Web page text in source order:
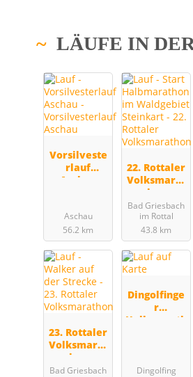
LÄUFE IN
Vorsilveste
rlauf
Aschau
Aschau
56.2 km
22. Rottaler
Volksmarat
hon
Bad Griesbach
im Rottal
43.8 km
23. Rottaler
Volksmarat
hon
Bad Griesbach
Dingolfinge
r
Halbmarath
Dingolfing